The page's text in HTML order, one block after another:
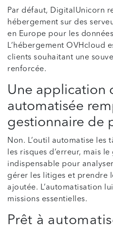
Par défaut, DigitalUnicorn
hébergement sur des
en Europe pour les
L’hébergement OVHcloud
clients souhaitant une
renforcée.
Une application
automatisée
gestionnaire de
Non. L’outil automatise les
les risques d’erreur, mais
indispensable pour
gérer les litiges et prendre
ajoutée. L’automatisation
missions essentielles.
Prêt à